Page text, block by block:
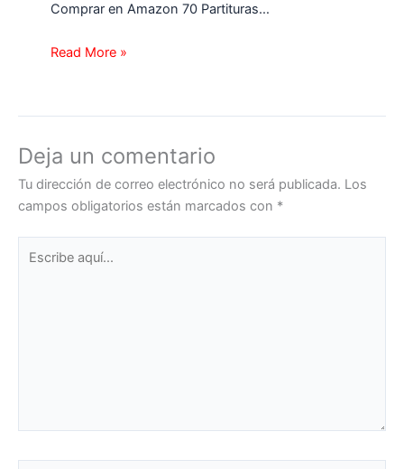
Comprar en Amazon 70 Partituras…
Read More »
Deja un comentario
Tu dirección de correo electrónico no será publicada. Los
campos obligatorios están marcados con *